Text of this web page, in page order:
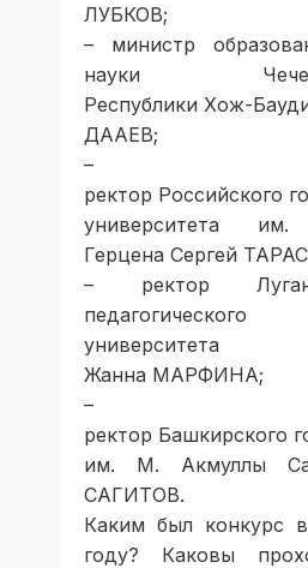
ЛУБКОВ;
– министр
науки
Республики Хож-
ДААЕВ;
–
ректор Российского
университета
Герцена Сергей
– ректор
педагогического
университета
Жанна МАРФИНА;
–
ректор Башкирского
им. М. Акмуллы
САГИТОВ.
Каким был конкурс
году? Каковы